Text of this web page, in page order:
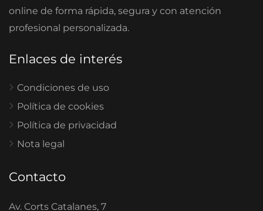
online de forma rápida, segura y con atención
profesional personalizada.
Enlaces de interés
Condiciones de uso
Política de cookies
Política de privacidad
Nota legal
Contacto
Av. Corts Catalanes, 7